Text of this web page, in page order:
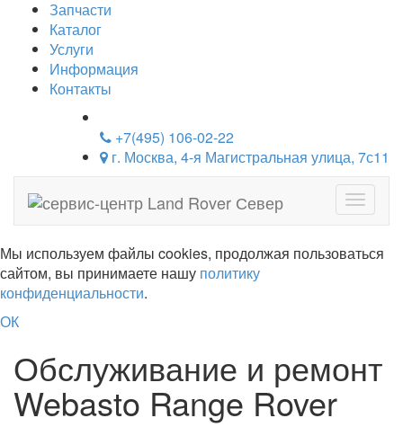
Запчасти
Каталог
Услуги
Информация
Контакты
+7(495) 106-02-22
г. Москва, 4-я Магистральная улица, 7с11
Мы используем файлы cookies, продолжая пользоваться
сайтом, вы принимаете нашу политику
конфиденциальности.
ОК
Обслуживание и ремонт
Webasto Range Rover